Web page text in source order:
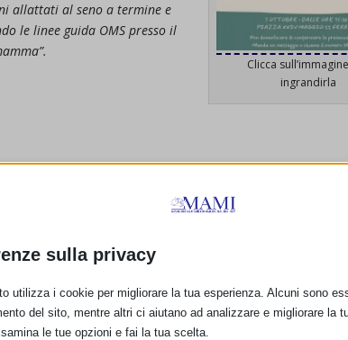
Clicca
ingrandirla
allattati al seno a termine e
le linee guida OMS presso il
sulla privacy
utilizza i cookie per migliorare la tua esperienza. Alcuni sono
del sito, mentre altri ci aiutano ad analizzare e migliorare la
le tue opzioni e fai la tua scelta.